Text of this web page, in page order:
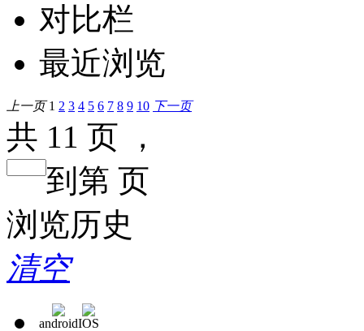
对比栏
最近浏览
上一页 1 2 3 4 5 6 7 8 9 10 下一页
共 11 页 ，
到第 页
浏览历史
清空
androidIOS